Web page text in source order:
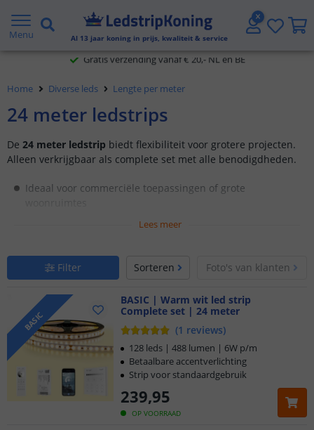
Menu Al 13 jaar koning in prijs, kwaliteit & service
Gratis verzending vanaf € 20,- NL en BE
Klantbeoordeling 9.1
Voor 23:45 uur besteld,
Home Diverse leds Lengte per meter
24 meter ledstrips
De 24 meter ledstrip biedt flexibiliteit voor grotere projecten.
Alleen verkrijgbaar als complete set met alle benodigdheden.
Ideaal voor commerciële toepassingen of grote
Beschikbaar in meerdere lichtkleuren
Lees meer
Filter Sorteren Foto's van klanten
BASIC
BASIC | Warm wit led strip
Complete set | 24 meter
(1 reviews)
OP VOORRAAD
239,95
128 leds | 488 lumen | 6W p/m
Betaalbare accentverlichting
Strip voor standaardgebruik